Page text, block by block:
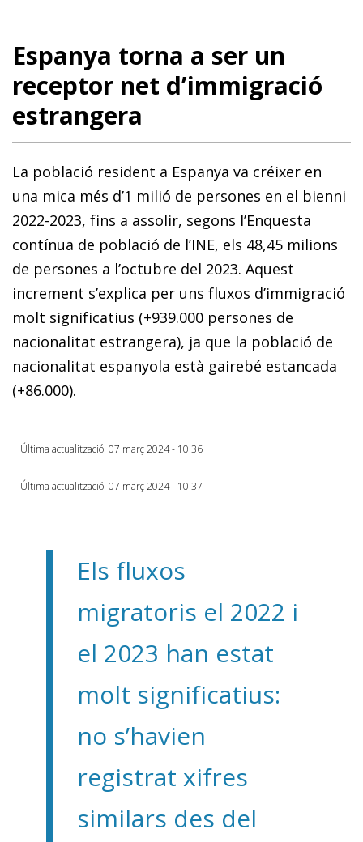
Espanya torna a ser un
receptor net d’immigració
estrangera
La població resident a Espanya va créixer en
una mica més d’1 milió de persones en el bienni
2022-2023, fins a assolir, segons l’Enquesta
contínua de població de l’INE, els 48,45 milions
de persones a l’octubre del 2023. Aquest
increment s’explica per uns fluxos d’immigració
molt significatius (+939.000 persones de
nacionalitat estrangera), ja que la població de
nacionalitat espanyola està gairebé estancada
(+86.000).
Última actualització: 07 març 2024 - 10:36
Última actualització: 07 març 2024 - 10:37
Els fluxos
migratoris el 2022 i
el 2023 han estat
molt significatius:
no s’havien
registrat xifres
similars des del